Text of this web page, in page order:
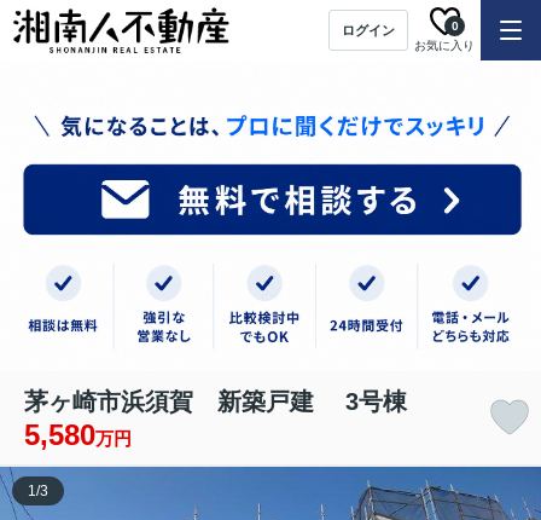
ログイン
お気に入り
0
茅ヶ崎市浜須賀 新築戸建 3号棟
5,580万円
1/3